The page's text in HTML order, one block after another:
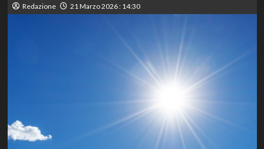
Redazione 21 Marzo 2026 : 14:30